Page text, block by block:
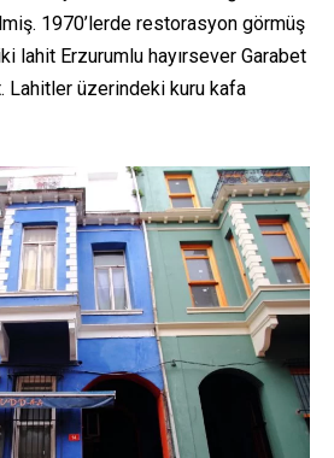
1970’lerde restorasyon görmüş
lahit Erzurumlu hayırsever Garabet
Lahitler üzerindeki kuru kafa